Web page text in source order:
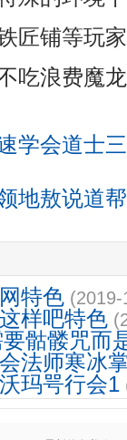
匠铺等玩
吃浪费魔
学会道士
地敖说道
特色
样吧特色
骷髅咒而
法师寒冰
玛咢行会1